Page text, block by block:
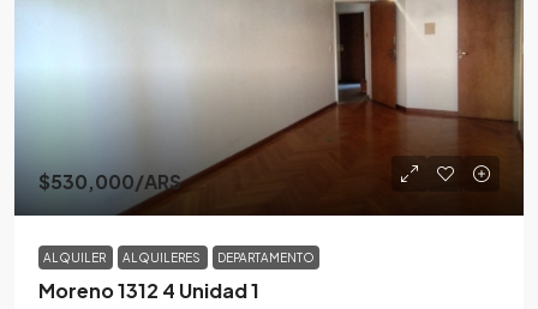
$530,000/ARS
ALQUILER ALQUILERES DEPARTAMENTO
Moreno 1312 4 Unidad 1